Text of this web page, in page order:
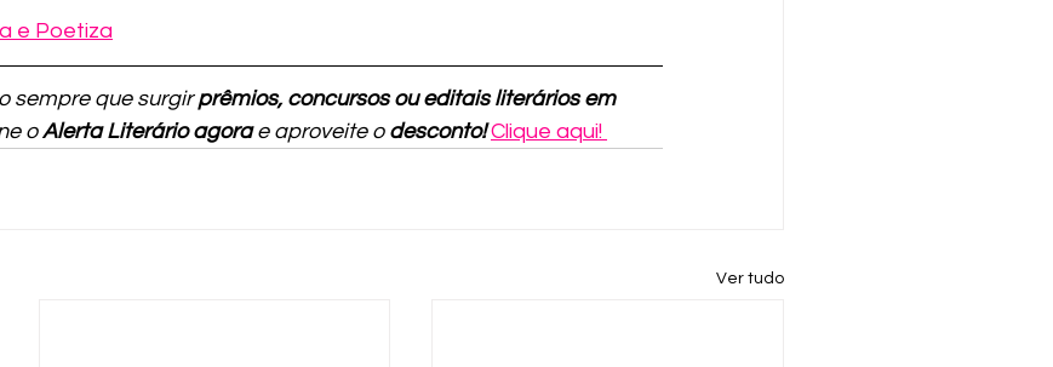
e Poetiza
sempre que surgir prêmios, concursos ou editais literários em
o Alerta Literário agora e aproveite o desconto! Clique aqui!
Ver tudo